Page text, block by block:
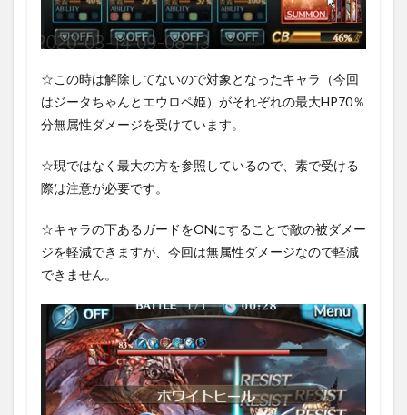
☆この時は解除してないので対象となったキャラ（今回
はジータちゃんとエウロペ姫）がそれぞれの最大HP70％
分無属性ダメージを受けています。
☆現ではなく最大の方を参照しているので、素で受ける
際は注意が必要です。
☆キャラの下あるガードをONにすることで敵の被ダメー
ジを軽減できますが、今回は無属性ダメージなので軽減
できません。